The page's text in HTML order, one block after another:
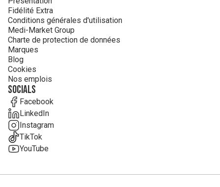
Fidélité Extra
Conditions générales d'utilisation
Medi-Market Group
Charte de protection de données
Marques
Blog
Cookies
Nos emplois
Socials
Facebook
LinkedIn
Instagram
TikTok
YouTube